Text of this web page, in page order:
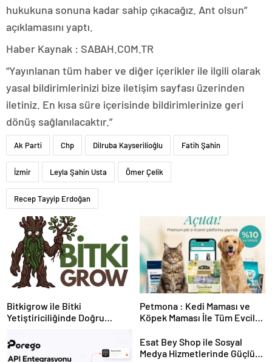
hukukuna sonuna kadar sahip çıkacağız. Ant olsun”
açıklamasını yaptı.
Haber Kaynak : SABAH.COM.TR
“Yayınlanan tüm haber ve diğer içerikler ile ilgili olarak
yasal bildirimlerinizi bize iletişim sayfası üzerinden
iletiniz. En kısa süre içerisinde bildirimlerinize geri
dönüş sağlanılacaktır.”
Ak Parti Chp Dilruba Kayserilioğlu Fatih Şahin
İzmir Leyla Şahin Usta Ömer Çelik
Recep Tayyip Erdoğan
Bitkigrow ile Bitki
Yetiştiriciliğinde Doğru
Petmona : Kedi Maması ve
Köpek Maması İle Tüm Evcil
Esat Bey Shop ile Sosyal
Medya Hizmetlerinde Güçlü